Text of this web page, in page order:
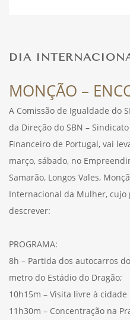
FÉRIAS
SAÚDE
DIA
MONÇÃO –
A Comissão de Igualdade do
da Direção do SBN –
Financeiro de Portugal, vai
março, sábado, no
Samarão, Longos Vales,
Internacional da Mulher, cujo
descrever:
PROGRAMA:
8h – Partida dos autocarros
metro do Estádio do Dragão;
10h15m – Visita livre à
11h30m – Concentração na